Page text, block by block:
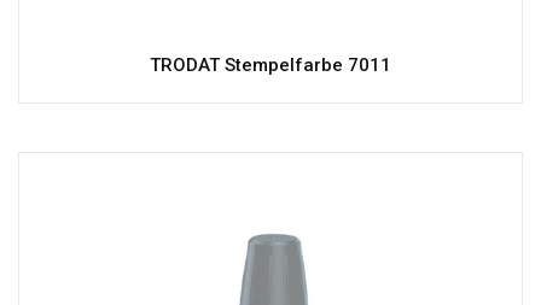
TRODAT Stempelfarbe 7011